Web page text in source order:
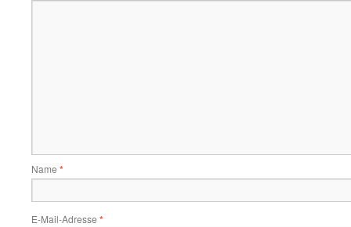
Name *
E-Mail-Adresse *